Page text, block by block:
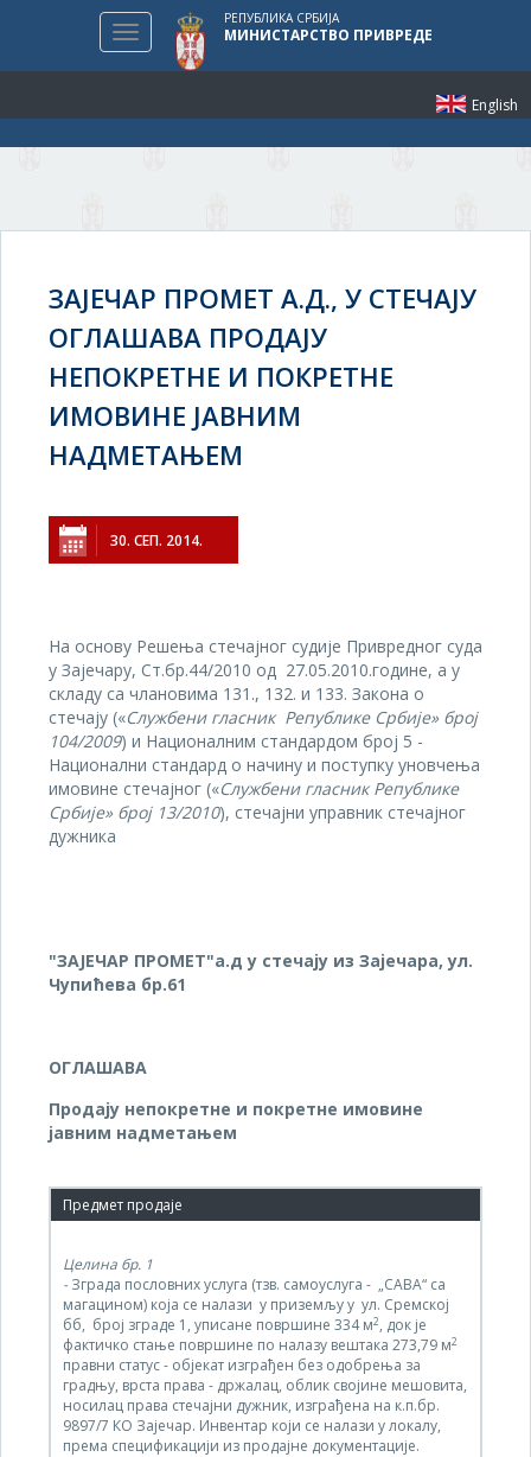
English
Toggle
navigation
РЕПУБЛИКА СРБИЈА
МИНИСТАРСТВО ПРИВРЕДЕ
ЗАЈЕЧАР ПРОМЕТ А.Д., У СТЕЧАЈУ
ОГЛАШАВА ПРОДАЈУ
НЕПОКРЕТНЕ И ПОКРЕТНЕ
ИМОВИНЕ ЈАВНИМ
НАДМЕТАЊЕМ
30. СЕП. 2014.
На основу Решења стечајног судије Привредног суда
у Зајечару, Ст.бр.44/2010 од 27.05.2010.године, а у
складу са чланoвима 131., 132. и 133. Закона о
стечају («Службени гласник Републике Србије» број
104/2009) и Националним стандардом број 5 -
Национални стандард о начину и поступку уновчења
имовине стечајног («Службени гласник Републике
Србије» број 13/2010), стечајни управник стечајног
дужника
"ЗАЈЕЧАР ПРОМЕТ"а.д у стечају из Зајечара, ул.
Чупићева бр.61
ОГЛАШАВА
Продају непокретне и покретне имовине
јавним надметањем
Целина бр. 1
-Зграда пословних услуга (тзв. самоуслуга - „САВА“ са
магацином) која се налази у приземљу у ул. Сремској
бб, број зграде 1, уписане површине 334 м2, док је
фактичко стање површине по налазу вештака 273,79 м2
правни статус - објекат изграђен без одобрења за
градњу, врста права - држалац, облик својине мешовита,
носилац права стечајни дужник, изграђена на к.п.бр.
9897/7 КО Зајечар. Инвентар који се налази у локалу,
према спецификацији из продајне документације.